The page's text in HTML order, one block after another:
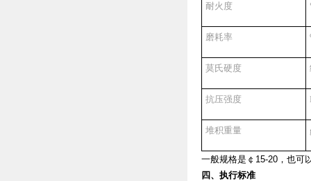
耐火度
磨耗率
莫氏硬度
抗压强度
堆积重量
一般规格是￠ 15-20 ，也可
四、执行标准